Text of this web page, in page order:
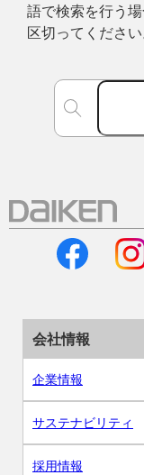
語で検索を行う
区切ってください
会社情報
企業情報
サステナビリティ
採用情報